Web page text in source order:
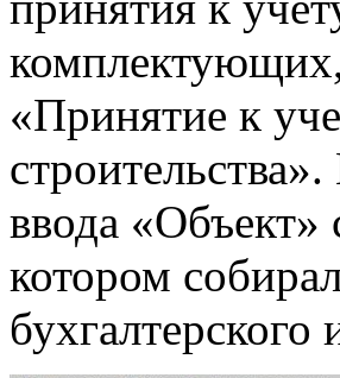
«Принятие к
ввода «Объект»
котором
бухгалтерского